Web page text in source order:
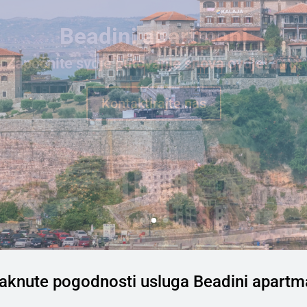
Beadini apartmani
Uživajte u čarima Jadrana! 🌊🏝️
Kontaktirajte nas
pogodnosti usluga Beadini